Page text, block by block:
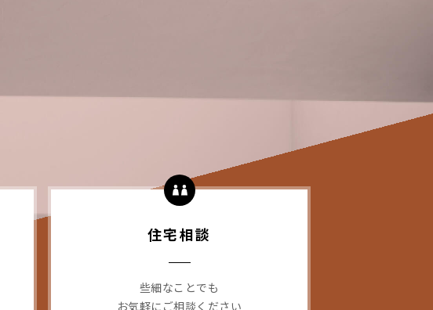
住宅相談
些細なことでも
お気軽にご相談ください